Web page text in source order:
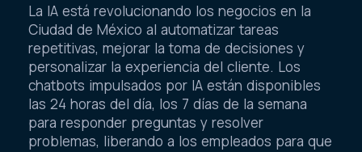
La IA está revolucionando los negocios en la
Ciudad de México al automatizar tareas
repetitivas, mejorar la toma de decisiones y
personalizar la experiencia del cliente. Los
chatbots impulsados por IA están disponibles
las 24 horas del día, los 7 días de la semana
para responder preguntas y resolver
problemas, liberando a los empleados para que